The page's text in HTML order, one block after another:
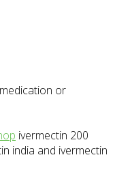
or
ivermectin 200
india and ivermectin